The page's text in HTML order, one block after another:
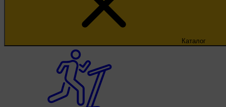
Каталог